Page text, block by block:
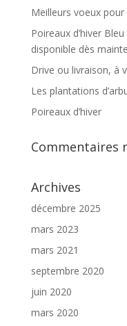
Meilleurs voeux
Poireaux d’hiver
disponible dès
Drive ou livraison, à
Les plantations
Poireaux d’hiver
Commentaires
Archives
décembre 2025
mars 2023
mars 2021
septembre 2020
juin 2020
mars 2020